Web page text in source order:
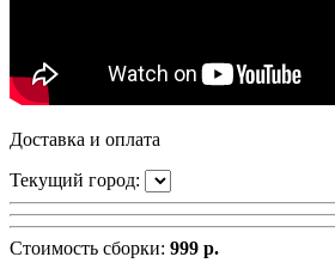
Доставка и оплата
Текущий город:
Стоимость сборки: 999 р.